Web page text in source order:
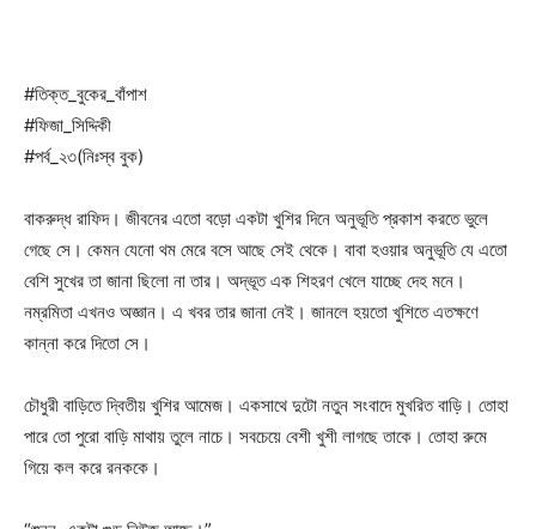
#তিক্ত_বুকের_বাঁপাশ
#ফিজা_সিদ্দিকী
#পর্ব_২৩(নিঃস্ব বুক)
বাকরুদ্ধ রাফিদ। জীবনের এতো বড়ো একটা খুশির দিনে অনুভূতি প্রকাশ করতে ভুলে
গেছে সে। কেমন যেনো থম মেরে বসে আছে সেই থেকে। বাবা হওয়ার অনুভূতি যে এতো
বেশি সুখের তা জানা ছিলো না তার। অদ্ভূত এক শিহরণ খেলে যাচ্ছে দেহ মনে।
নম্রমিতা এখনও অজ্ঞান। এ খবর তার জানা নেই। জানলে হয়তো খুশিতে এতক্ষণে
কান্না করে দিতো সে।
চৌধুরী বাড়িতে দ্বিতীয় খুশির আমেজ। একসাথে দুটো নতুন সংবাদে মুখরিত বাড়ি। তোহা
পারে তো পুরো বাড়ি মাথায় তুলে নাচে। সবচেয়ে বেশী খুশী লাগছে তাকে। তোহা রুমে
গিয়ে কল করে রনককে।